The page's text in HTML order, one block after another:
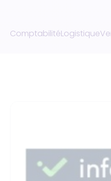
ComptabilitéLogistique